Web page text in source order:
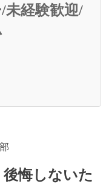
未経験歓迎/
悔しないた